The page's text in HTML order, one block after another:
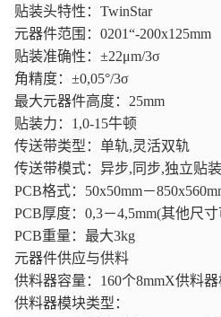
贴装头特性：TwinStar
元器件范围：0201“-200x125mm
贴装准确性：±22μm/3σ
角精度：±0,05°/3σ
最大元器件高度：25mm
贴装力：1,0-15牛顿
传送带类型：单轨,灵活双轨
传送带模式：异步,同步,独立贴
PCB格式：50x50mm－
PCB厚度：0,3－4,5mm(其他尺
PCB重量：最大3kg
元器件供应与
供料器容量：160个8mmX供料
供料器模块类型：